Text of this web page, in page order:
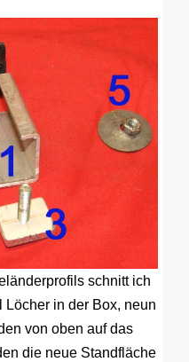
schnitt ich
Löcher in der Box, neun
von oben auf das
die neue Standfläche